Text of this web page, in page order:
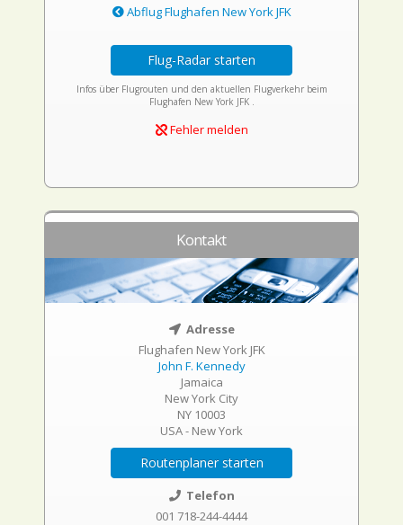
Abflug Flughafen New York JFK
Flug-Radar starten
Infos über Flugrouten und den aktuellen Flugverkehr beim
Flughafen New York JFK .
Fehler melden
Kontakt
Adresse
Flughafen New York JFK
John F. Kennedy
Jamaica
New York City
NY 10003
USA - New York
Routenplaner starten
Telefon
001 718-244-4444